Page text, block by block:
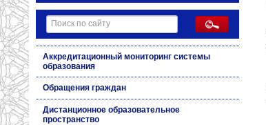
Аккредитационный мониторинг системы
образования
Обращения граждан
Дистанционное образовательное
пространство